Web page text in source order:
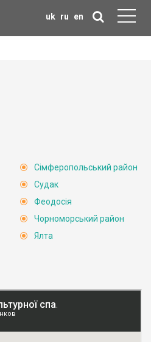
uk ru en
Сімферопольський район
Судак
Феодосія
Чорноморський район
Ялта